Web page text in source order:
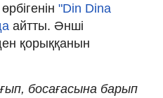
"Din Dina
айтты. Әнші
қорыққанын
босағасына барып